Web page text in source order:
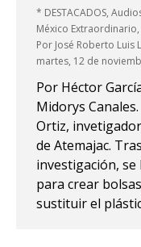
* DESTACADOS,
México Extraordinario,
Por José Roberto Luis
martes, 12 de
Por Héctor
Midorys
Ortiz,
de Atemajac.
investigación,
para crear
sustituir el